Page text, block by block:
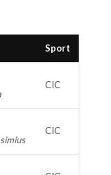
Sport
CIC
CIC